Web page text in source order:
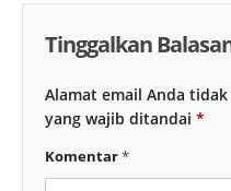
Tinggalkan
Alamat email Anda
yang wajib ditandai *
Komentar*